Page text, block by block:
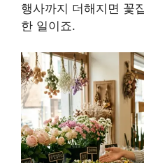
행사까지 더해지면 꽃
한 일이죠.